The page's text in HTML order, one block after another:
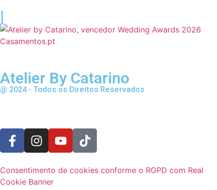
|
Atelier By Catarino
@ 2024 - Todos os Direitos Reservados
Consentimento de cookies conforme o RGPD com Real
Cookie Banner